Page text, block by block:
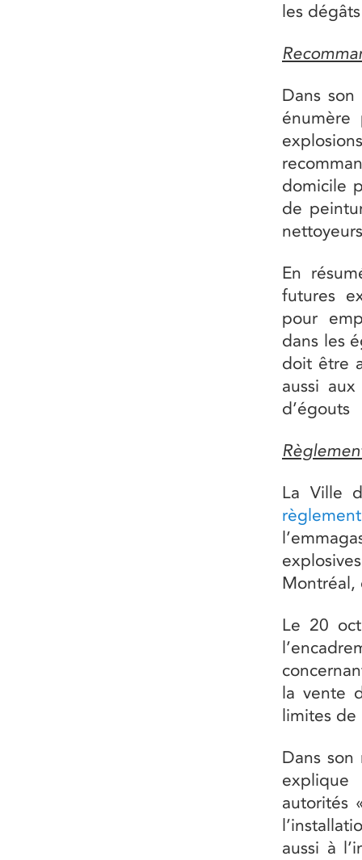
les
Dans
énumère
domicile
de
En
futures
pour
dans les
doit être
aussi
d’égouts
La Ville
Montréal,
Le 20
la vente
limites de
Dans
explique
autorités
aussi à